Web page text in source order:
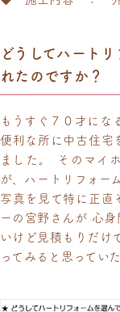
どうしてハートリ
れたのですか？
もうすぐ７０才にな
便利な所に中古住宅
ました。 そのマイ
が、ハートリフォー
写真を見て特に正直
ーの宮野さんが 心
いけど見積もりだけ
ってみると思ってい